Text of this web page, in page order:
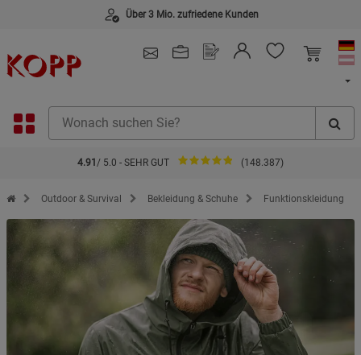
Über 3 Mio. zufriedene Kunden
4.91 / 5.0 - SEHR GUT (148.387)
Zur Startseite des Kopp Verlag Online-Shop
Outdoor & Survival Bekleidung & Schuhe Funktionskleidung